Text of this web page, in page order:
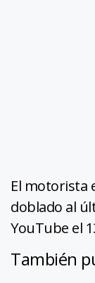
El motorista
doblado al
YouTube el
También